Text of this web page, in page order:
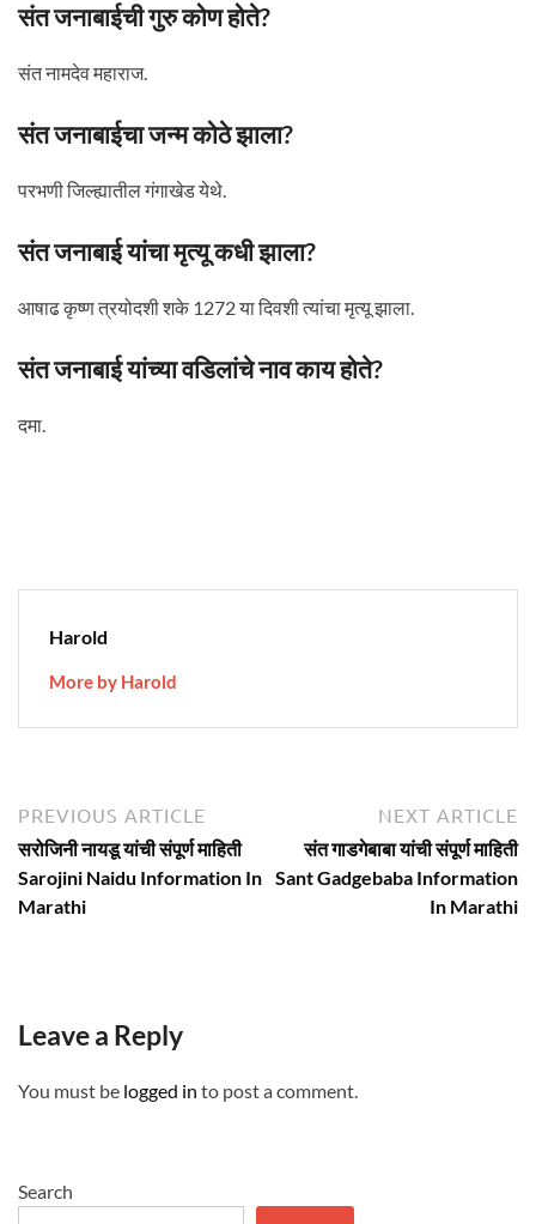
संत जनाबाईची गुरु कोण होते?
संत नामदेव महाराज.
संत जनाबाईचा जन्म कोठे झाला?
परभणी जिल्ह्यातील गंगाखेड येथे.
संत जनाबाई यांचा मृत्यू कधी झाला?
आषाढ कृष्ण त्रयोदशी शके 1272 या दिवशी त्यांचा मृत्यू झाला.
संत जनाबाई यांच्या वडिलांचे नाव काय होते?
दमा.
Harold
More by Harold
Post
navigation
PREVIOUS ARTICLE
article:
सरोजिनी नायडू यांची संपूर्ण माहिती
Sarojini Naidu Information In
Marathi
NEXT ARTICLE
संत गाडगेबाबा यांची संपूर्ण माहिती
Sant Gadgebaba Information
In Marathi
Leave a Reply
You must be logged in to post a comment.
Search